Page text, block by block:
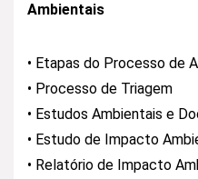
Ambientais
• Etapas do Processo de
• Processo de Triagem
• Estudos Ambientais e
• Estudo de Impacto
• Relatório de Impacto